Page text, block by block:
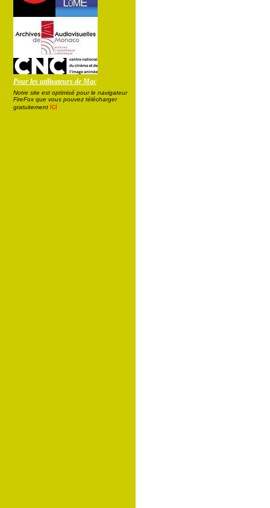
Pour les utilisateurs de Mac
Notre site est optimisé pour le navigateur
FireFox que vous pouvez télécharger
gratuitement ici